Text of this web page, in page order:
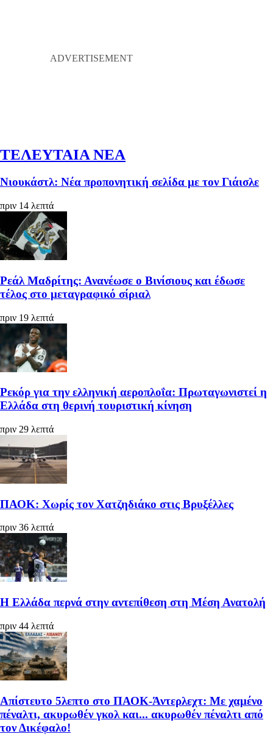
ΤΕΛΕΥΤΑΙΑ ΝΕΑ
Νιουκάστλ: Νέα προπονητική σελίδα με τον Γιάισλε
πριν 14 λεπτά
Ρεάλ Μαδρίτης: Ανανέωσε ο Βινίσιους και έδωσε
τέλος στο μεταγραφικό σίριαλ
πριν 19 λεπτά
Ρεκόρ για την ελληνική αεροπλοΐα: Πρωταγωνιστεί η
Ελλάδα στη θερινή τουριστική κίνηση
πριν 29 λεπτά
ΠΑΟΚ: Χωρίς τον Χατζηδιάκο στις Βρυξέλλες
πριν 36 λεπτά
Η Ελλάδα περνά στην αντεπίθεση στη Μέση Ανατολή
πριν 44 λεπτά
Απίστευτο 5λεπτο στο ΠΑΟΚ-Άντερλεχτ: Με χαμένο
πέναλτι, ακυρωθέν γκολ και... ακυρωθέν πέναλτι από
τον Δικέφαλο!